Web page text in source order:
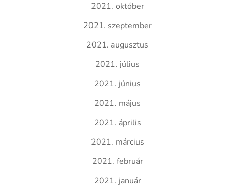
2021. október
2021. szeptember
2021. augusztus
2021. július
2021. június
2021. május
2021. április
2021. március
2021. február
2021. január